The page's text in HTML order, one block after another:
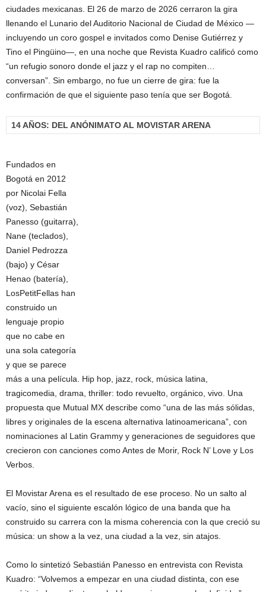
ciudades mexicanas. El 26 de marzo de 2026 cerraron la gira
llenando el Lunario del Auditorio Nacional de Ciudad de México —
incluyendo un coro gospel e invitados como Denise Gutiérrez y
Tino el Pingüino—, en una noche que Revista Kuadro calificó como
“un refugio sonoro donde el jazz y el rap no compiten…
conversan”. Sin embargo, no fue un cierre de gira: fue la
confirmación de que el siguiente paso tenía que ser Bogotá.
14 AÑOS: DEL ANÓNIMATO AL MOVISTAR ARENA
Fundados en
Bogotá en 2012
por Nicolai Fella
(voz), Sebastián
Panesso (guitarra),
Nane (teclados),
Daniel Pedrozza
(bajo) y César
Henao (batería),
LosPetitFellas han
construido un
lenguaje propio
que no cabe en
una sola categoría
y que se parece
más a una película. Hip hop, jazz, rock, música latina,
tragicomedia, drama, thriller: todo revuelto, orgánico, vivo. Una
propuesta que Mutual MX describe como “una de las más sólidas,
libres y originales de la escena alternativa latinoamericana”, con
nominaciones al Latin Grammy y generaciones de seguidores que
crecieron con canciones como Antes de Morir, Rock N’ Love y Los
Verbos.
El Movistar Arena es el resultado de ese proceso. No un salto al
vacío, sino el siguiente escalón lógico de una banda que ha
construido su carrera con la misma coherencia con la que creció su
música: un show a la vez, una ciudad a la vez, sin atajos.
Como lo sintetizó Sebastián Panesso en entrevista con Revista
Kuadro: “Volvemos a empezar en una ciudad distinta, con ese